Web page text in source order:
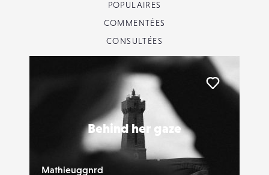
POPULAIRES
COMMENTÉES
CONSULTÉES
Behind her gaze
Mathieuggnrd
Liker